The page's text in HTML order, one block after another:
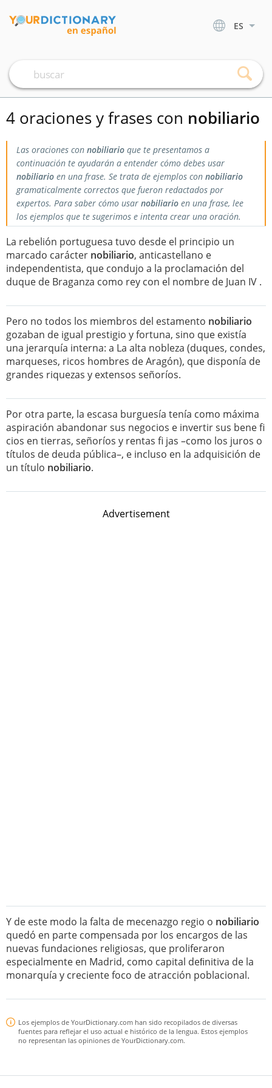
ES
4 oraciones y frases con nobiliario
Las oraciones con nobiliario que te presentamos a
continuación te ayudarán a entender cómo debes usar
nobiliario en una frase. Se trata de ejemplos con nobiliario
gramaticalmente correctos que fueron redactados por
expertos. Para saber cómo usar nobiliario en una frase, lee
los ejemplos que te sugerimos e intenta crear una oración.
La rebelión portuguesa tuvo desde el principio un
marcado carácter nobiliario, anticastellano e
independentista, que condujo a la proclamación del
duque de Braganza como rey con el nombre de Juan IV .
Pero no todos los miembros del estamento nobiliario
gozaban de igual prestigio y fortuna, sino que existía
una jerarquía interna: a La alta nobleza (duques, condes,
marqueses, ricos hombres de Aragón), que disponía de
grandes riquezas y extensos señoríos.
Por otra parte, la escasa burguesía tenía como máxima
aspiración abandonar sus negocios e invertir sus bene fi
cios en tierras, señoríos y rentas fi jas –como los juros o
títulos de deuda pública–, e incluso en la adquisición de
un título nobiliario.
Advertisement
Y de este modo la falta de mecenazgo regio o nobiliario
quedó en parte compensada por los encargos de las
nuevas fundaciones religiosas, que proliferaron
especialmente en Madrid, como capital deﬁnitiva de la
monarquía y creciente foco de atracción poblacional.
Los ejemplos de YourDictionary.com han sido recopilados de diversas
fuentes para reflejar el uso actual e histórico de la lengua. Estos ejemplos
no representan las opiniones de YourDictionary.com.